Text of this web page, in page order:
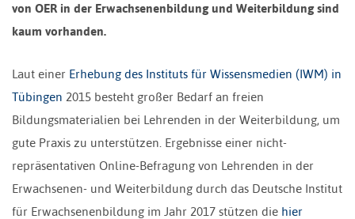
von OER in der Erwachsenenbildung und Weiterbildung sind
kaum vorhanden.
Laut einer Erhebung des Instituts für Wissensmedien (IWM) in
Tübingen 2015 besteht großer Bedarf an freien
Bildungsmaterialien bei Lehrenden in der Weiterbildung, um
gute Praxis zu unterstützen. Ergebnisse einer nicht-
repräsentativen Online-Befragung von Lehrenden in der
Erwachsenen- und Weiterbildung durch das Deutsche Institut
für Erwachsenenbildung im Jahr 2017 stützen die hier